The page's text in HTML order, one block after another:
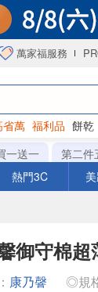
萬家福服務
省萬 福利品 餅乾
一送一 第二件
熱門3C
御守棉
康乃韾 ◎規